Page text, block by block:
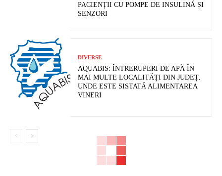
PACIENȚII CU POMPE DE INSULINĂ ȘI
SENZORI
DIVERSE
AQUABIS: ÎNTRERUPERI DE APĂ ÎN
MAI MULTE LOCALITĂȚI DIN JUDEȚ.
UNDE ESTE SISTATĂ ALIMENTAREA
VINERI